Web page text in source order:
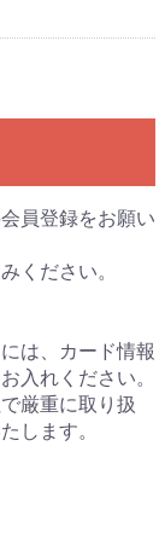
員登録をお願い
ください。
は、カード情報
入れください。
厳重に取り扱
します。